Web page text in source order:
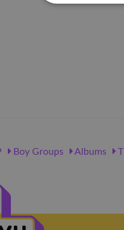
Boy Groups Albums